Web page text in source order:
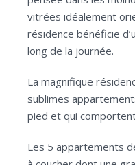
vitrées idéalement
résidence bénéficie
long de la journée.
La magnifique
sublimes
pied et qui
Les 5 appartements